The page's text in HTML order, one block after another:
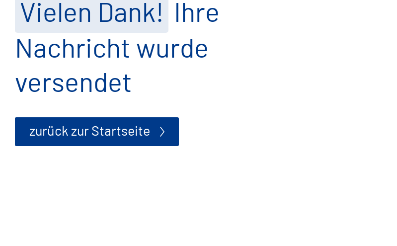
Vielen Dank!
Ihre
Nachricht wurde
versendet
zurück zur Startseite